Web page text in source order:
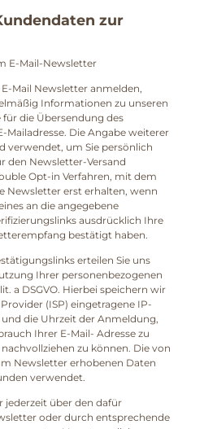
zur
E-Mail-Newsletter
Mail Newsletter anmelden,
Informationen zu unseren
die Übersendung des
Mailadresse. Die Angabe weiterer
verwendet, um Sie persönlich
den Newsletter-Versand
Opt-in Verfahren, mit dem
Newsletter erst erhalten, wenn
an die angegebene
ausdrücklich Ihre
bestätigt haben.
erteilen Sie uns
Ihrer personenbezogenen
a DSGVO. Hierbei speichern wir
(ISP) eingetragene IP-
die Uhrzeit der Anmeldung,
Ihrer E-Mail- Adresse zu
zu können. Die von
Newsletter erhobenen Daten
verwendet.
jederzeit über den dafür
oder durch entsprechende